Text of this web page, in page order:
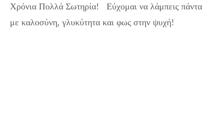
Χρόνια Πολλά Σωτηρία! Εύχομαι να λάμπεις πάντα
με καλοσύνη, γλυκύτητα και φως στην ψυχή!